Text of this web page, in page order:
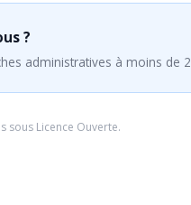
?
administratives à moins de
sous Licence Ouverte.